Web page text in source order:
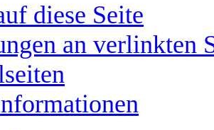
diese Seite
an verlinkten